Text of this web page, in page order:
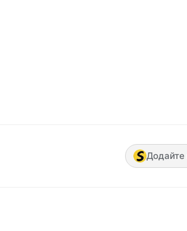
Додайте